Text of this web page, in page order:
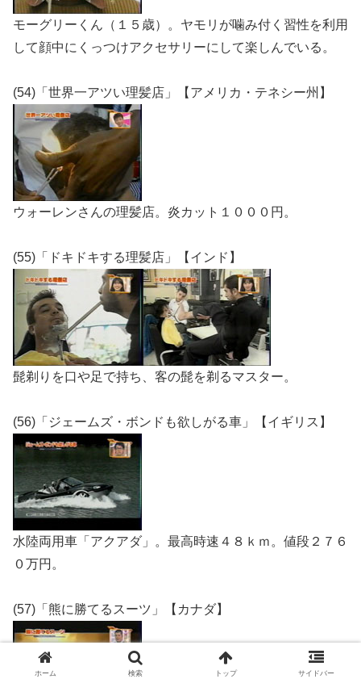
モーグリーくん（１５歳）。ヤモリが噛み付く習性を利用
して顔中にくっつけアクセサリーにして楽しんでいる。
(54)「世界一アツい理髪店」【アメリカ・テネシー州】
ウォーレンさんの理髪店。炎カット１０００円。
(55)「ドキドキする理髪店」【インド】
髭剃りを口や足で持ち、客の髭を剃るマスター。
(56)「ジェームズ・ボンドも欲しがる車」【イギリス】
水陸両用車「アクアダ」。最高時速４８ｋｍ。値段２７６
０万円。
(57)「熊に勝てるスーツ」【カナダ】
ホーム 検索 トップ サイドバー